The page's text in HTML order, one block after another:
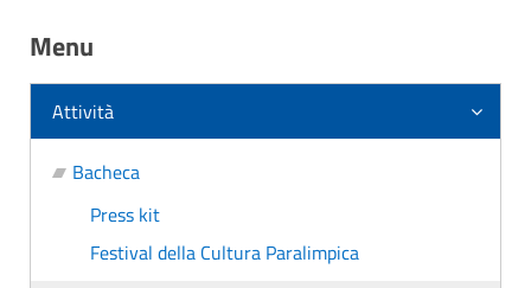
Menu
Attività
Bacheca
Press kit
Festival della Cultura Paralimpica